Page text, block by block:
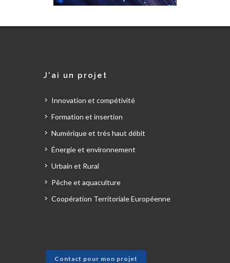
J'ai un projet
Innovation et compétivité
Formation et insertion
Numérique et très haut débit
Énergie et environnement
Urbain et Rural
Pêche et aquaculture
Coopération Territoriale Européenne
Contact pour mon projet